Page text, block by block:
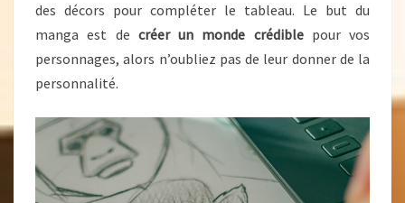
des décors pour compléter le tableau. Le but du
manga est de créer un monde crédiblepour vos
personnages, alors n’oubliez pas de leur donner de la
personnalité.